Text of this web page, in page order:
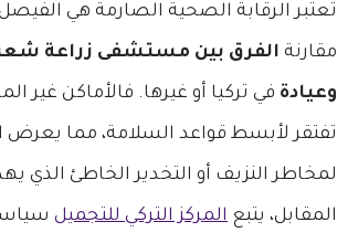
تعتبر الرقابة الصحية الصارمة هي
مقارنة الفرق بين مستشفى زراعة شعر
وعيادة في تركيا أو غيرها. فالأماكن غير
تفتقر لأبسط قواعد السلامة، مما
لمخاطر النزيف أو التخدير الخاطئ الذي
المقابل، يتبع المركز التركي للتجميل